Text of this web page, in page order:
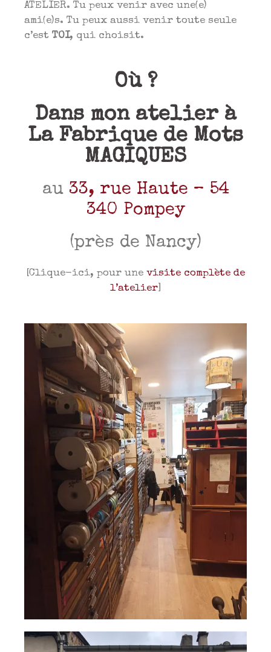
ATELIER. Tu peux venir avec une(e)
ami(e)s. Tu peux aussi venir toute seule
c’est TOI, qui choisit.
Où ?
Dans mon atelier à
La Fabrique de Mots
MAGIQUES
au 33, rue Haute – 54
340 Pompey
(près de Nancy)
[Clique-ici, pour une visite complète de
l’atelier]